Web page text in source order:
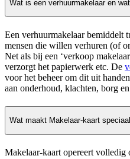
Wat is een verhuurmakelaar en
Een verhuurmakelaar bemiddelt
mensen die willen verhuren (of
Net als bij een ‘verkoop
verzorgt het papierwerk etc. De
voor het beheer om dit uit
aan onderhoud, klachten, borg
Wat maakt Makelaar-kaart
Makelaar-kaart opereert